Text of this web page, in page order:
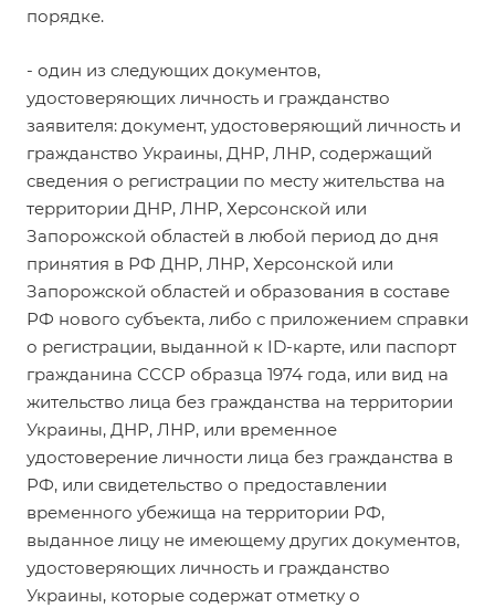
порядке.
- один из следующих документов,
удостоверяющих личность и гражданство
заявителя: документ, удостоверяющий личность и
гражданство Украины, ДНР, ЛНР, содержащий
сведения о регистрации по месту жительства на
территории ДНР, ЛНР, Херсонской или
Запорожской областей в любой период до дня
принятия в РФ ДНР, ЛНР, Херсонской или
Запорожской областей и образования в составе
РФ нового субъекта, либо с приложением справки
о регистрации, выданной к ID-карте, или паспорт
гражданина СССР образца 1974 года, или вид на
жительство лица без гражданства на территории
Украины, ДНР, ЛНР, или временное
удостоверение личности лица без гражданства в
РФ, или свидетельство о предоставлении
временного убежища на территории РФ,
выданное лицу не имеющему других документов,
удостоверяющих личность и гражданство
Украины, которые содержат отметку о